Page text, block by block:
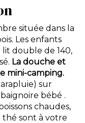
située dans la
Les enfants
double de 140,
La douche et
mini-camping.
sur
bébé .
chaudes,
thé sont à votre